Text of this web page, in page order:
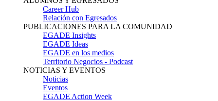
Career Hub
Relación con Egresados
PUBLICACIONES PARA LA COMUNIDAD
EGADE Insights
EGADE Ideas
EGADE en los medios
Territorio Negocios - Podcast
NOTICIAS Y EVENTOS
Noticias
Eventos
EGADE Action Week